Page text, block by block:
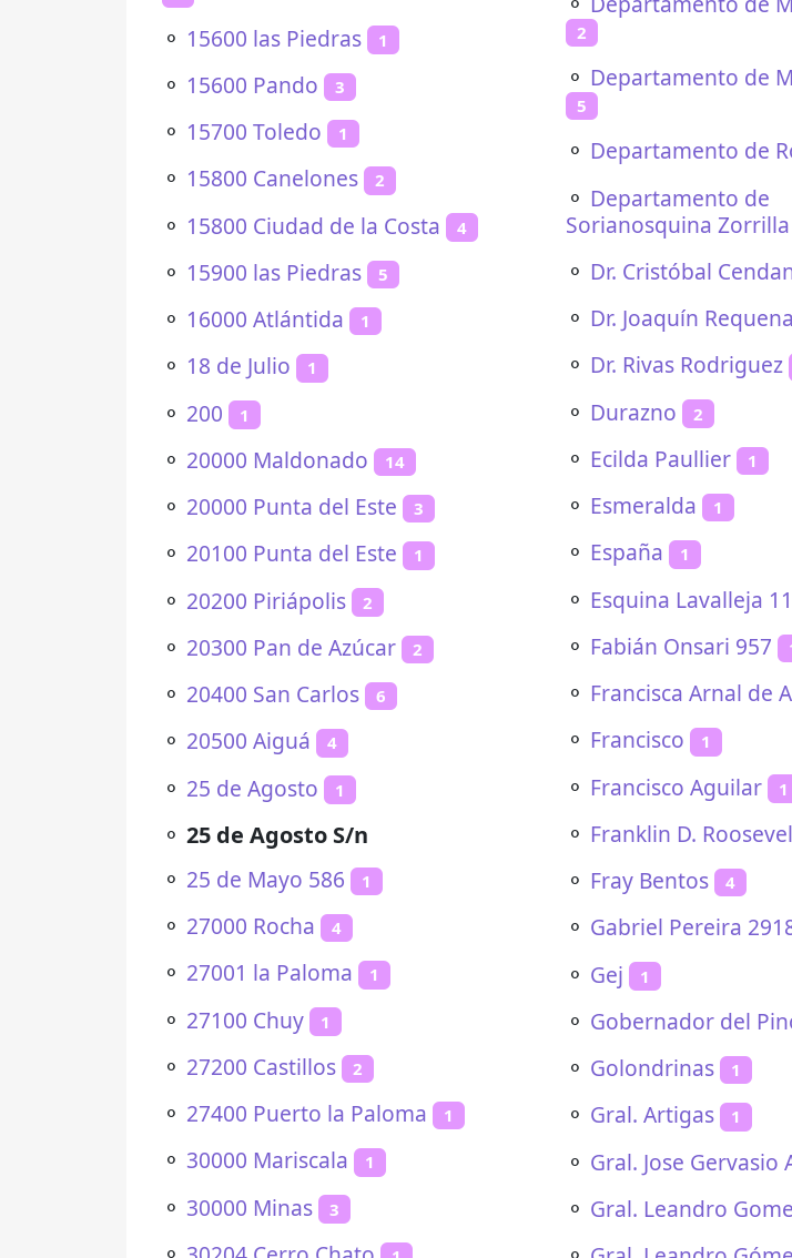
⚬ 15600 las Piedras 1
⚬ 15600 Pando 3
⚬ 15700 Toledo 1
⚬ 15800 Canelones 2
⚬ 15800 Ciudad de la Costa 4
⚬ 15900 las Piedras 5
⚬ 16000 Atlántida 1
⚬ 18 de Julio 1
⚬ 200 1
⚬ 20000 Maldonado 14
⚬ 20000 Punta del Este 3
⚬ 20100 Punta del Este 1
⚬ 20200 Piriápolis 2
⚬ 20300 Pan de Azúcar 2
⚬ 20400 San Carlos 6
⚬ 20500 Aiguá 4
⚬ 25 de Agosto 1
⚬ 25 de Agosto S/n
⚬ 25 de Mayo 586 1
⚬ 27000 Rocha 4
⚬ 27001 la Paloma 1
⚬ 27100 Chuy 1
⚬ 27200 Castillos 2
⚬ 27400 Puerto la Paloma 1
⚬ 30000 Mariscala 1
⚬ 30000 Minas 3
2
⚬ Departamento de
5
⚬ Departamento de
⚬ Departamento de
Sorianosquina Zorrilla
⚬ Dr. Cristóbal
⚬ Dr. Joaquín
⚬ Dr. Rivas Rodriguez
⚬ Durazno 2
⚬ Ecilda Paullier 1
⚬ Esmeralda 1
⚬ España 1
⚬ Esquina Lavalleja
⚬ Fabián Onsari 957
⚬ Francisca Arnal de
⚬ Francisco 1
⚬ Francisco Aguilar 1
⚬ Franklin D.
⚬ Fray Bentos 4
⚬ Gabriel Pereira
⚬ Gej 1
⚬ Gobernador del
⚬ Golondrinas 1
⚬ Gral. Artigas 1
⚬ Gral. Jose Gervasio
⚬ Gral. Leandro